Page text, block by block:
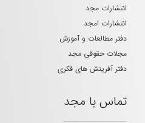
انتشارات مجد
انتشارات امجد
دفتر مطالعات و آموزش
مجلات حقوقی مجد
دفتر آفرینش های فکری
تماس با مجد